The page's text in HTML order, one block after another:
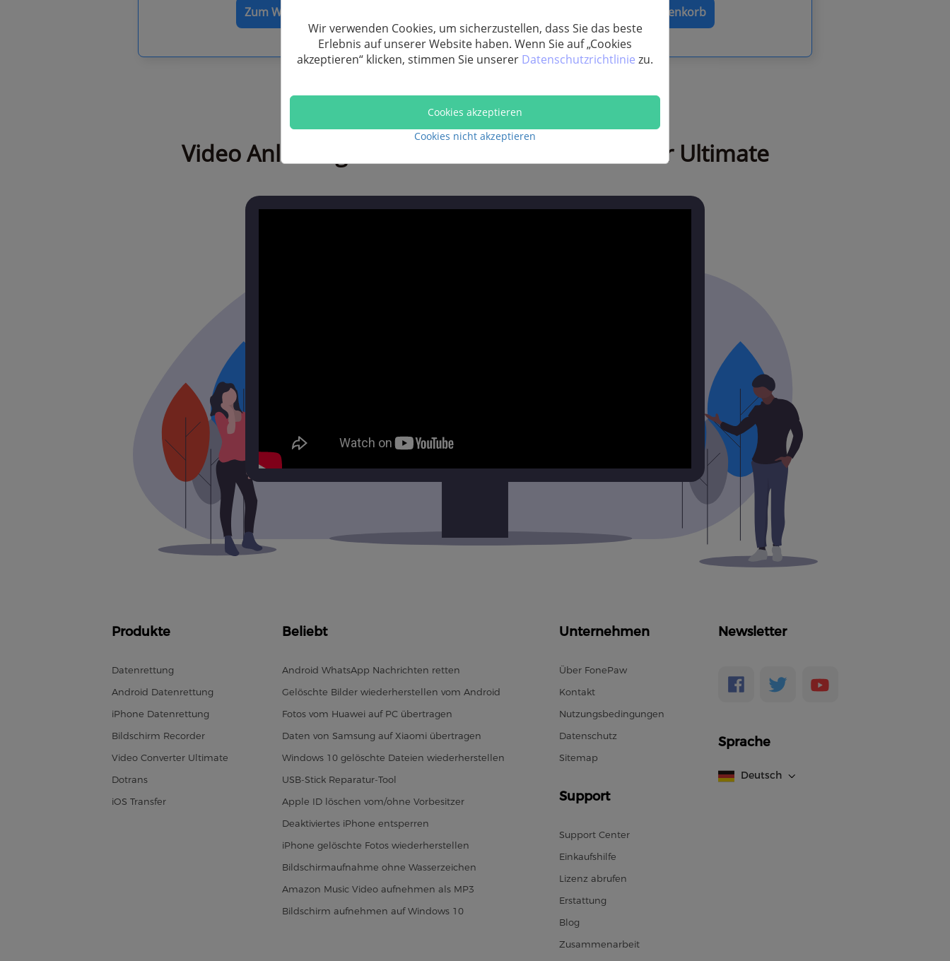
Zum Warenkorb Zum Warenkorb
Video Anleitung für FonePaw Video Coneverter Ultimate
Produkte
Datenrettung
Android Datenrettung
iPhone Datenrettung
Bildschirm Recorder
Video Converter Ultimate
Dotrans
iOS Transfer
Beliebt
Android WhatsApp Nachrichten retten
Gelöschte Bilder wiederherstellen vom Android
Fotos vom Huawei auf PC übertragen
Daten von Samsung auf Xiaomi übertragen
Windows 10 gelöschte Dateien wiederherstellen
USB-Stick Reparatur-Tool
Apple ID löschen vom/ohne Vorbesitzer
Deaktiviertes iPhone entsperren
iPhone gelöschte Fotos wiederherstellen
Bildschirmaufnahme ohne Wasserzeichen
Amazon Music Video aufnehmen als MP3
Bildschirm aufnehmen auf Windows 10
Unternehmen
Über FonePaw
Kontakt
Nutzungsbedingungen
Datenschutz
Sitemap
Support
Support Center
Einkaufshilfe
Lizenz abrufen
Erstattung
Blog
Zusammenarbeit
Newsletter
Sprache
Deutsch
Wir verwenden Cookies, um sicherzustellen, dass Sie das beste
Erlebnis auf unserer Website haben. Wenn Sie auf „Cookies
akzeptieren“ klicken, stimmen Sie unserer Datenschutzrichtlinie zu.
Cookies akzeptieren
Cookies nicht akzeptieren